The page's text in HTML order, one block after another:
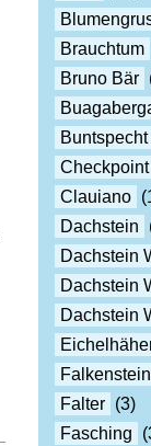
Brauchtum
Bruno Bär
Buntspecht
Clauiano
Dachstein
Dachstein
Dachstein
Dachstein
Falkenstein
Falter (3)
Fasching